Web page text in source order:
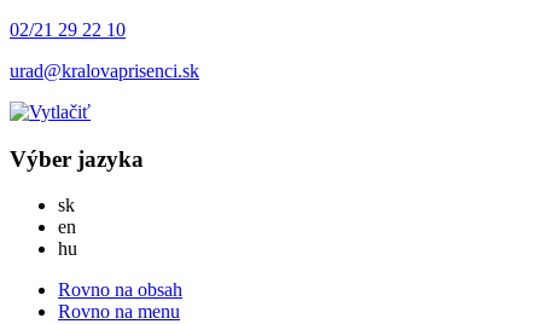
02/21 29 22 10
urad@kralovaprisenci.sk
Výber jazyka
skSlovensky
en
hu
Rovno na obsah
Rovno na menu